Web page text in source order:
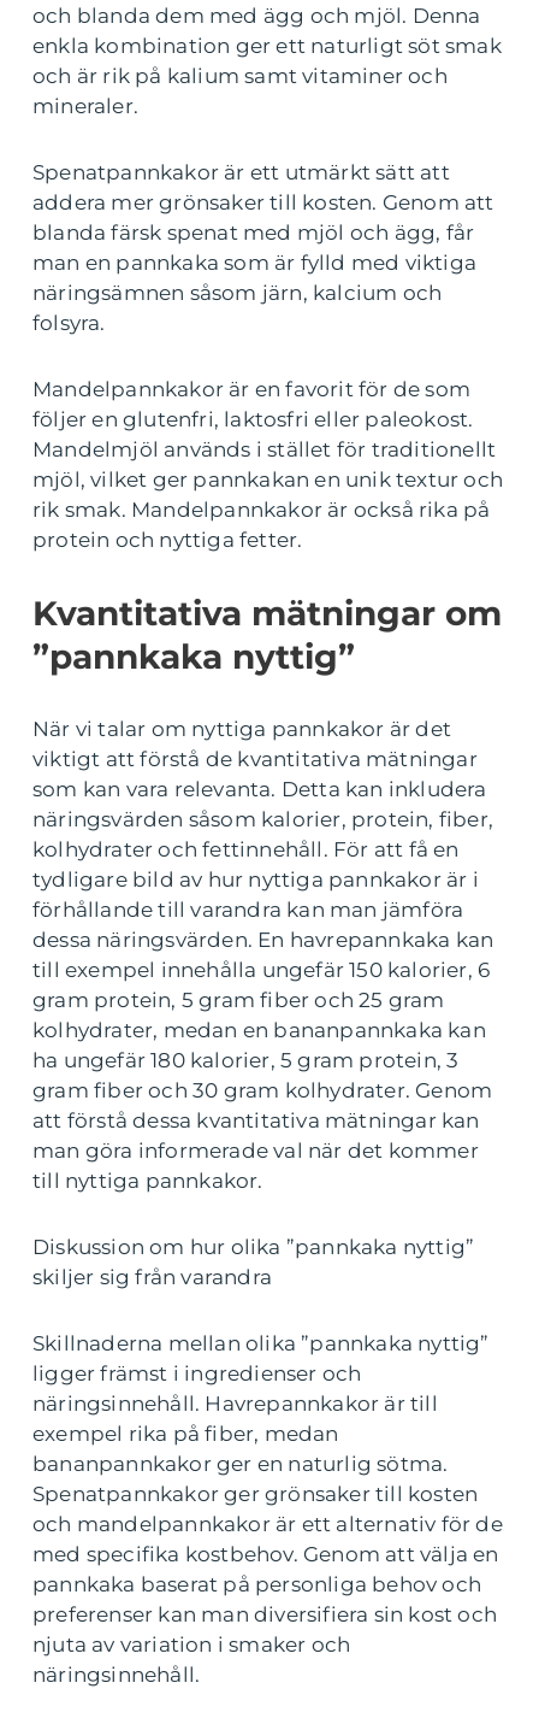
och blanda dem med ägg och mjöl. Denna
enkla kombination ger ett naturligt söt smak
och är rik på kalium samt vitaminer och
mineraler.
Spenatpannkakor är ett utmärkt sätt att
addera mer grönsaker till kosten. Genom att
blanda färsk spenat med mjöl och ägg, får
man en pannkaka som är fylld med viktiga
näringsämnen såsom järn, kalcium och
folsyra.
Mandelpannkakor är en favorit för de som
följer en glutenfri, laktosfri eller paleokost.
Mandelmjöl används i stället för traditionellt
mjöl, vilket ger pannkakan en unik textur och
rik smak. Mandelpannkakor är också rika på
protein och nyttiga fetter.
Kvantitativa mätningar om
”pannkaka nyttig”
När vi talar om nyttiga pannkakor är det
viktigt att förstå de kvantitativa mätningar
som kan vara relevanta. Detta kan inkludera
näringsvärden såsom kalorier, protein, fiber,
kolhydrater och fettinnehåll. För att få en
tydligare bild av hur nyttiga pannkakor är i
förhållande till varandra kan man jämföra
dessa näringsvärden. En havrepannkaka kan
till exempel innehålla ungefär 150 kalorier, 6
gram protein, 5 gram fiber och 25 gram
kolhydrater, medan en bananpannkaka kan
ha ungefär 180 kalorier, 5 gram protein, 3
gram fiber och 30 gram kolhydrater. Genom
att förstå dessa kvantitativa mätningar kan
man göra informerade val när det kommer
till nyttiga pannkakor.
Diskussion om hur olika ”pannkaka nyttig”
skiljer sig från varandra
Skillnaderna mellan olika ”pannkaka nyttig”
ligger främst i ingredienser och
näringsinnehåll. Havrepannkakor är till
exempel rika på fiber, medan
bananpannkakor ger en naturlig sötma.
Spenatpannkakor ger grönsaker till kosten
och mandelpannkakor är ett alternativ för de
med specifika kostbehov. Genom att välja en
pannkaka baserat på personliga behov och
preferenser kan man diversifiera sin kost och
njuta av variation i smaker och
näringsinnehåll.